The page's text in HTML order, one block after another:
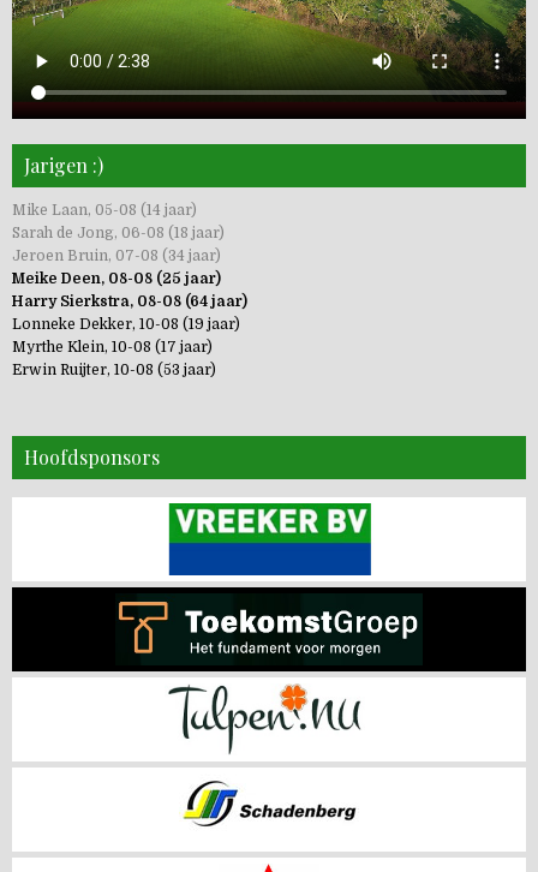
Jarigen :)
Mike Laan, 05-08 (14 jaar)
Sarah de Jong, 06-08 (18 jaar)
Jeroen Bruin, 07-08 (34 jaar)
Meike Deen, 08-08 (25 jaar)
Harry Sierkstra, 08-08 (64 jaar)
Lonneke Dekker, 10-08 (19 jaar)
Myrthe Klein, 10-08 (17 jaar)
Erwin Ruijter, 10-08 (53 jaar)
Hoofdsponsors